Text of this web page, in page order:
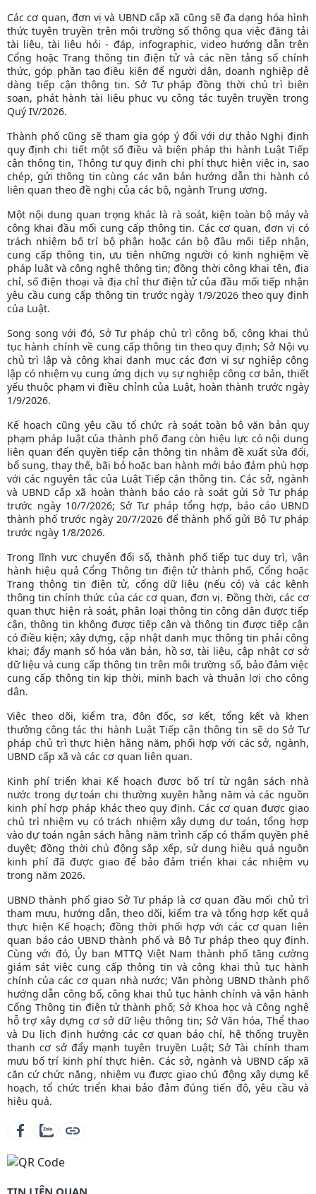
Các cơ quan, đơn vị và UBND cấp xã cũng sẽ đa dạng hóa hình
thức tuyên truyền trên môi trường số thông qua việc đăng tải
tài liệu, tài liệu hỏi - đáp, infographic, video hướng dẫn trên
Cổng hoặc Trang thông tin điện tử và các nền tảng số chính
thức, góp phần tạo điều kiện để người dân, doanh nghiệp dễ
dàng tiếp cận thông tin. Sở Tư pháp đồng thời chủ trì biên
soạn, phát hành tài liệu phục vụ công tác tuyên truyền trong
Quý IV/2026.
Thành phố cũng sẽ tham gia góp ý đối với dự thảo Nghị định
quy định chi tiết một số điều và biện pháp thi hành Luật Tiếp
cận thông tin, Thông tư quy định chi phí thực hiện việc in, sao
chép, gửi thông tin cùng các văn bản hướng dẫn thi hành có
liên quan theo đề nghị của các bộ, ngành Trung ương.
Một nội dung quan trọng khác là rà soát, kiện toàn bộ máy và
công khai đầu mối cung cấp thông tin. Các cơ quan, đơn vị có
trách nhiệm bố trí bộ phận hoặc cán bộ đầu mối tiếp nhận,
cung cấp thông tin, ưu tiên những người có kinh nghiệm về
pháp luật và công nghệ thông tin; đồng thời công khai tên, địa
chỉ, số điện thoại và địa chỉ thư điện tử của đầu mối tiếp nhận
yêu cầu cung cấp thông tin trước ngày 1/9/2026 theo quy định
của Luật.
Song song với đó, Sở Tư pháp chủ trì công bố, công khai thủ
tục hành chính về cung cấp thông tin theo quy định; Sở Nội vụ
chủ trì lập và công khai danh mục các đơn vị sự nghiệp công
lập có nhiệm vụ cung ứng dịch vụ sự nghiệp công cơ bản, thiết
yếu thuộc phạm vi điều chỉnh của Luật, hoàn thành trước ngày
1/9/2026.
Kế hoạch cũng yêu cầu tổ chức rà soát toàn bộ văn bản quy
phạm pháp luật của thành phố đang còn hiệu lực có nội dung
liên quan đến quyền tiếp cận thông tin nhằm đề xuất sửa đổi,
bổ sung, thay thế, bãi bỏ hoặc ban hành mới bảo đảm phù hợp
với các nguyên tắc của Luật Tiếp cận thông tin. Các sở, ngành
và UBND cấp xã hoàn thành báo cáo rà soát gửi Sở Tư pháp
trước ngày 10/7/2026; Sở Tư pháp tổng hợp, báo cáo UBND
thành phố trước ngày 20/7/2026 để thành phố gửi Bộ Tư pháp
trước ngày 1/8/2026.
Trong lĩnh vực chuyển đổi số, thành phố tiếp tục duy trì, vận
hành hiệu quả Cổng Thông tin điện tử thành phố, Cổng hoặc
Trang thông tin điện tử, cổng dữ liệu (nếu có) và các kênh
thông tin chính thức của các cơ quan, đơn vị. Đồng thời, các cơ
quan thực hiện rà soát, phân loại thông tin công dân được tiếp
cận, thông tin không được tiếp cận và thông tin được tiếp cận
có điều kiện; xây dựng, cập nhật danh mục thông tin phải công
khai; đẩy mạnh số hóa văn bản, hồ sơ, tài liệu, cập nhật cơ sở
dữ liệu và cung cấp thông tin trên môi trường số, bảo đảm việc
cung cấp thông tin kịp thời, minh bạch và thuận lợi cho công
dân.
Việc theo dõi, kiểm tra, đôn đốc, sơ kết, tổng kết và khen
thưởng công tác thi hành Luật Tiếp cận thông tin sẽ do Sở Tư
pháp chủ trì thực hiện hằng năm, phối hợp với các sở, ngành,
UBND cấp xã và các cơ quan liên quan.
Kinh phí triển khai Kế hoạch được bố trí từ ngân sách nhà
nước trong dự toán chi thường xuyên hằng năm và các nguồn
kinh phí hợp pháp khác theo quy định. Các cơ quan được giao
chủ trì nhiệm vụ có trách nhiệm xây dựng dự toán, tổng hợp
vào dự toán ngân sách hằng năm trình cấp có thẩm quyền phê
duyệt; đồng thời chủ động sắp xếp, sử dụng hiệu quả nguồn
kinh phí đã được giao để bảo đảm triển khai các nhiệm vụ
trong năm 2026.
UBND thành phố giao Sở Tư pháp là cơ quan đầu mối chủ trì
tham mưu, hướng dẫn, theo dõi, kiểm tra và tổng hợp kết quả
thực hiện Kế hoạch; đồng thời phối hợp với các cơ quan liên
quan báo cáo UBND thành phố và Bộ Tư pháp theo quy định.
Cùng với đó, Ủy ban MTTQ Việt Nam thành phố tăng cường
giám sát việc cung cấp thông tin và công khai thủ tục hành
chính của các cơ quan nhà nước; Văn phòng UBND thành phố
hướng dẫn công bố, công khai thủ tục hành chính và vận hành
Cổng Thông tin điện tử thành phố; Sở Khoa học và Công nghệ
hỗ trợ xây dựng cơ sở dữ liệu thông tin; Sở Văn hóa, Thể thao
và Du lịch định hướng các cơ quan báo chí, hệ thống truyền
thanh cơ sở đẩy mạnh tuyên truyền Luật; Sở Tài chính tham
mưu bố trí kinh phí thực hiện. Các sở, ngành và UBND cấp xã
căn cứ chức năng, nhiệm vụ được giao chủ động xây dựng kế
hoạch, tổ chức triển khai bảo đảm đúng tiến độ, yêu cầu và
hiệu quả.